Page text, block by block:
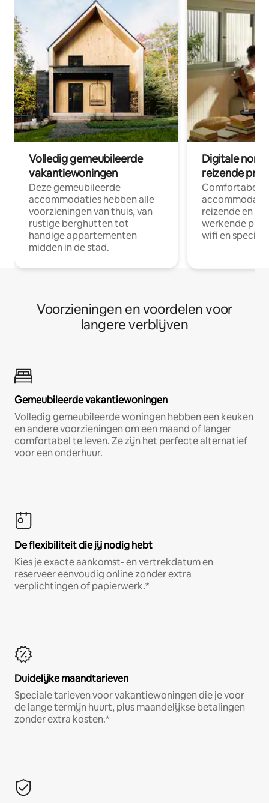
Volledig gemeubileerde
vakantiewoningen
Deze gemeubileerde
accommodaties hebben alle
voorzieningen van thuis, van
rustige berghutten tot
handige appartementen
midden in de stad.
Digitale
reizende
Comfortabele
reizende en
werkende
wifi en
Voorzieningen en voordelen voor
langere verblijven
Gemeubileerde vakantiewoningen
Volledig gemeubileerde woningen hebben een keuken
en andere voorzieningen om een maand of langer
comfortabel te leven. Ze zijn het perfecte alternatief
voor een onderhuur.
De flexibiliteit die jij nodig hebt
Kies je exacte aankomst- en vertrekdatum en
reserveer eenvoudig online zonder extra
verplichtingen of papierwerk.*
Duidelijke maandtarieven
Speciale tarieven voor vakantiewoningen die je voor
de lange termijn huurt, plus maandelijkse betalingen
zonder extra kosten.*